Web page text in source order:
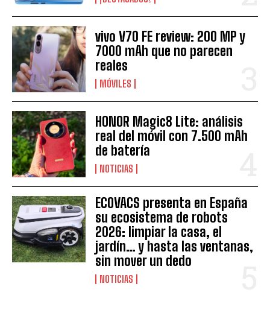
vivo V70 FE review: 200 MP y
7000 mAh que no parecen
reales
MÓVILES
HONOR Magic8 Lite: análisis
real del móvil con 7.500 mAh
de batería
NOTICIAS
ECOVACS presenta en España
su ecosistema de robots
2026: limpiar la casa, el
jardín… y hasta las ventanas,
sin mover un dedo
NOTICIAS